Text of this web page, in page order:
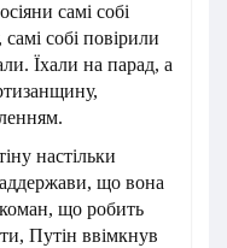
самі собі
собі повірили
Їхали на парад, а
настільки
що вона
що робить
Путін ввімкнув